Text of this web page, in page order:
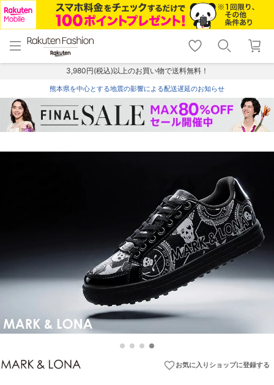
menu home
トップ
shopping_cart lock_outline
ログイン
3,980円(税込)以上のお買い物で送料無料！
熊本県を中心とする地震の影響による配送遅延のお知らせ
favorite_borderお気に入りショップに登録する